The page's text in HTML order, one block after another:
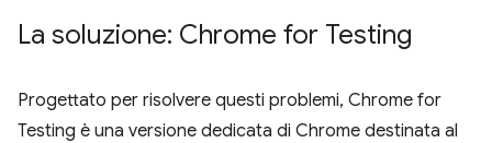
La soluzione: Chrome for Testing
Progettato per risolvere questi problemi, Chrome for
Testing è una versione dedicata di Chrome destinata al